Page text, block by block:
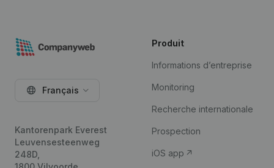
Français
Kantorenpark Everest
Leuvensesteenweg
248D,
Produit
Informations d’entreprise
Monitoring
Recherche internationale
Prospection
iOS app